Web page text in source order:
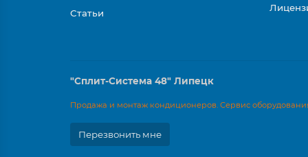
Статьи
"Сплит-Система 48" Липецк
Продажа и монтаж кондиционеров. Сервис
Перезвонить мне